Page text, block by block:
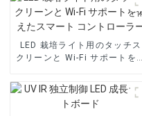
LED 栽培ライト用のタッチス
クリーンと Wi-Fi サポートを備